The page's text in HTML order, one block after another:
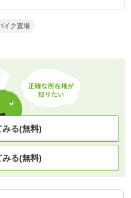
イク置場
る(無料)
みる(無料)